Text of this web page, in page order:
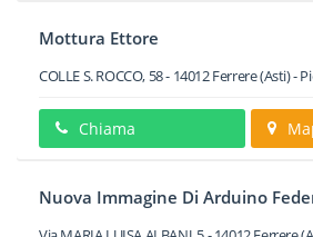
Mottura Ettore
COLLE S. ROCCO, 58- 14012Ferrere(Asti) -
Chiama
Nuova Immagine Di Arduino